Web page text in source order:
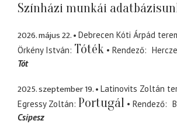
Színházi munkái
2026. május 22.
Debrecen Kóti Árpád
Örkény István Tóték Rendező
Tót
2025. szeptember 19.
Latinovits Zoltán
Egressy Zoltán Portugál Rendező
Csipesz